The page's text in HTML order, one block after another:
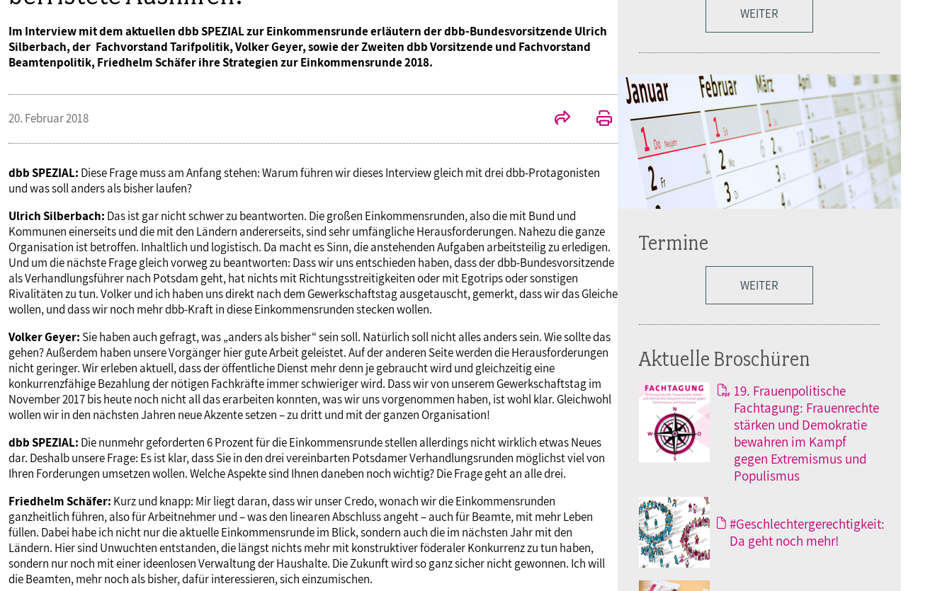
Im Interview mit dem aktuellen dbb SPEZIAL zur Einkommensrunde erläutern der dbb-Bundesvorsitzende Ulrich
Silberbach, der Fachvorstand Tarifpolitik, Volker Geyer, sowie der Zweiten dbb Vorsitzende und Fachvorstand
Beamtenpolitik, Friedhelm Schäfer ihre Strategien zur Einkommensrunde 2018.
20. Februar 2018
dbb SPEZIAL: Diese Frage muss am Anfang stehen: Warum führen wir dieses Interview gleich mit drei dbb-Protagonisten
und was soll anders als bisher laufen?
Ulrich Silberbach: Das ist gar nicht schwer zu beantworten. Die großen Einkommensrunden, also die mit Bund und
Kommunen einerseits und die mit den Ländern andererseits, sind sehr umfängliche Herausforderungen. Nahezu die ganze
Organisation ist betroffen. Inhaltlich und logistisch. Da macht es Sinn, die anstehenden Aufgaben arbeitsteilig zu erledigen.
Und um die nächste Frage gleich vorweg zu beantworten: Dass wir uns entschieden haben, dass der dbb-Bundesvorsitzende
als Verhandlungsführer nach Potsdam geht, hat nichts mit Richtungsstreitigkeiten oder mit Egotrips oder sonstigen
Rivalitäten zu tun. Volker und ich haben uns direkt nach dem Gewerkschaftstag ausgetauscht, gemerkt, dass wir das Gleiche
wollen, und dass wir noch mehr dbb-Kraft in diese Einkommensrunden stecken wollen.
Volker Geyer: Sie haben auch gefragt, was „anders als bisher“ sein soll. Natürlich soll nicht alles anders sein. Wie sollte das
gehen? Außerdem haben unsere Vorgänger hier gute Arbeit geleistet. Auf der anderen Seite werden die Herausforderungen
nicht geringer. Wir erleben aktuell, dass der öffentliche Dienst mehr denn je gebraucht wird und gleichzeitig eine
konkurrenzfähige Bezahlung der nötigen Fachkräfte immer schwieriger wird. Dass wir von unserem Gewerkschaftstag im
November 2017 bis heute noch nicht all das erarbeiten konnten, was wir uns vorgenommen haben, ist wohl klar. Gleichwohl
wollen wir in den nächsten Jahren neue Akzente setzen – zu dritt und mit der ganzen Organisation!
dbb SPEZIAL: Die nunmehr geforderten 6 Prozent für die Einkommensrunde stellen allerdings nicht wirklich etwas Neues
dar. Deshalb unsere Frage: Es ist klar, dass Sie in den drei vereinbarten Potsdamer Verhandlungsrunden möglichst viel von
Ihren Forderungen umsetzen wollen. Welche Aspekte sind Ihnen daneben noch wichtig? Die Frage geht an alle drei.
Friedhelm Schäfer: Kurz und knapp: Mir liegt daran, dass wir unser Credo, wonach wir die Einkommensrunden
ganzheitlich führen, also für Arbeitnehmer und – was den linearen Abschluss angeht – auch für Beamte, mit mehr Leben
füllen. Dabei habe ich nicht nur die aktuelle Einkommensrunde im Blick, sondern auch die im nächsten Jahr mit den
Ländern. Hier sind Unwuchten entstanden, die längst nichts mehr mit konstruktiver föderaler Konkurrenz zu tun haben,
sondern nur noch mit einer ideenlosen Verwaltung der Haushalte. Die Zukunft wird so ganz sicher nicht gewonnen. Ich will
die Beamten, mehr noch als bisher, dafür interessieren, sich einzumischen.
WEITER
Termine
WEITER
Aktuelle Broschüren
19. Frauenpolitische
Fachtagung: Frauenrechte
stärken und Demokratie
bewahren im Kampf
gegen Extremismus und
Populismus
#Geschlechtergerechtigkeit:
Da geht noch mehr!